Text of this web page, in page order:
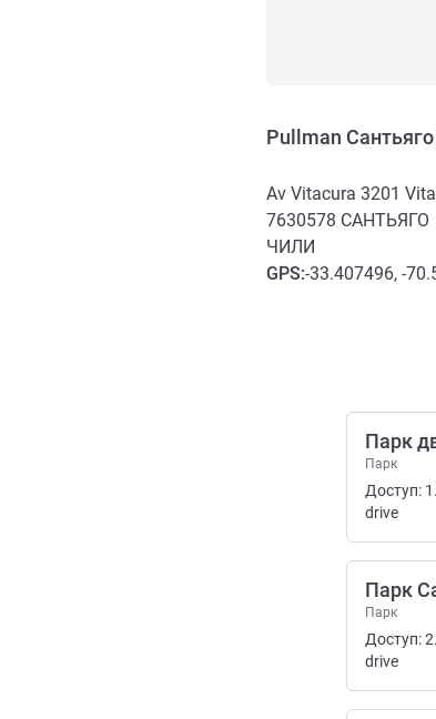
Pullman
Av Vitacura 3201
7630578 САНТЬЯГО
ЧИЛИ
GPS:-33.407496, -
Парк
Парк
Доступ:
drive
Парк
Парк
Доступ:
drive